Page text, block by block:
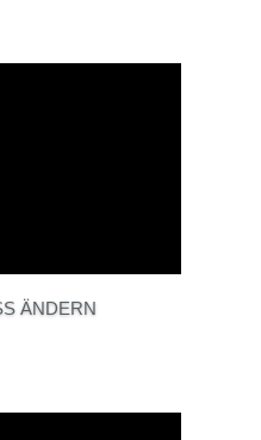
ÄNDERN